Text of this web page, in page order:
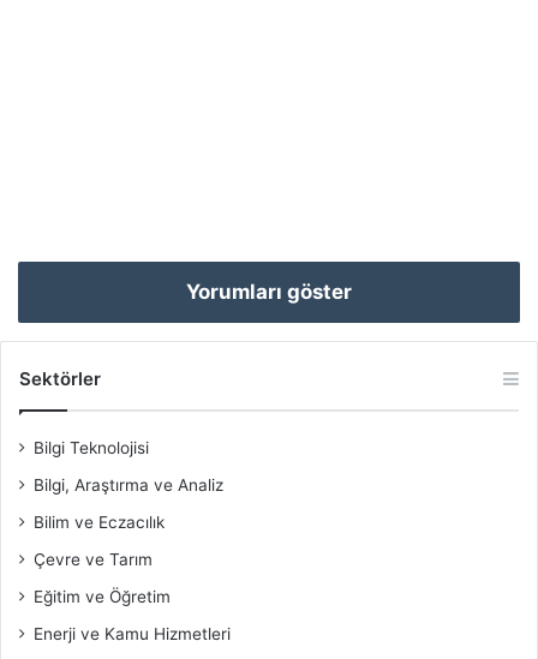
Yorumları göster
Sektörler
Bilgi Teknolojisi
Bilgi, Araştırma ve Analiz
Bilim ve Eczacılık
Çevre ve Tarım
Eğitim ve Öğretim
Enerji ve Kamu Hizmetleri